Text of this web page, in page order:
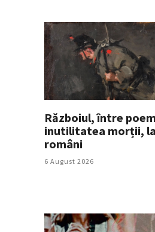
Războiul, între
inutilitatea morții,
români
6 August 2026